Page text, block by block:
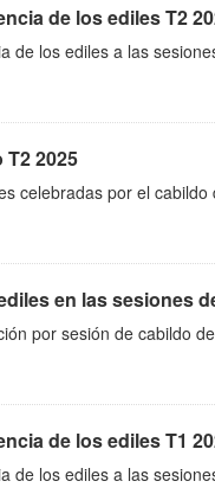
de los ediles T2
de los ediles a las
2025
celebradas por el
en las sesiones
por sesión de cabildo
de los ediles T1
de los ediles a las